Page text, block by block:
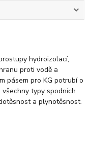
hydroizolací,
proti vodě a
pásem pro KG potrubí o
typy spodních
a plynotěsnost.